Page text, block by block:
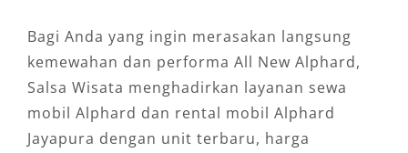
Bagi Anda yang ingin merasakan langsung
kemewahan dan performa All New Alphard,
Salsa Wisata menghadirkan layanan sewa
mobil Alphard dan rental mobil Alphard
Jayapura dengan unit terbaru, harga